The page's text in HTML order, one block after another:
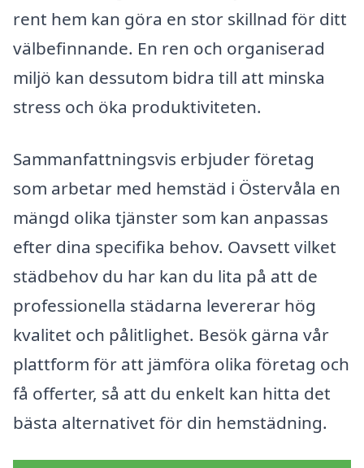
rent hem kan göra en stor skillnad för ditt
välbefinnande. En ren och organiserad
miljö kan dessutom bidra till att minska
stress och öka produktiviteten.
Sammanfattningsvis erbjuder företag
som arbetar med hemstäd i Östervåla en
mängd olika tjänster som kan anpassas
efter dina specifika behov. Oavsett vilket
städbehov du har kan du lita på att de
professionella städarna levererar hög
kvalitet och pålitlighet. Besök gärna vår
plattform för att jämföra olika företag och
få offerter, så att du enkelt kan hitta det
bästa alternativet för din hemstädning.